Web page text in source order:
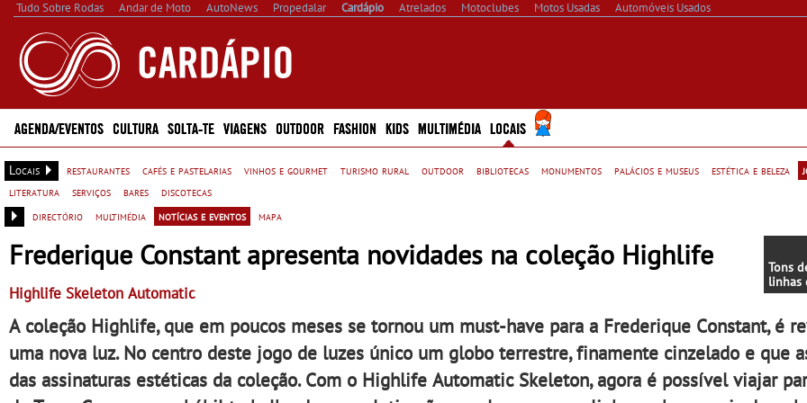
Tudo Sobre Rodas Andar de Moto AutoNews Propedalar Cardápio Atrelados Motoclubes Motos Usadas Automóveis Usados
AGENDA/EVENTOS CULTURA SOLTA-TE VIAGENS OUTDOOR FASHION KIDS MULTIMÉDIA LOCAIS
Locais restaurantes cafés e pastelarias vinhos e gourmet turismo rural outdoor bibliotecas monumentos palácios e museus estética e beleza
literatura
serviços bares
discotecas
directório
multimédia notícias e eventos mapa
Tons
linhas
nova
Frederique Constant apresenta novidades na coleção Highlife
Highlife Skeleton Automatic
A coleção Highlife, que em poucos meses se tornou um must-have para a Frederique Constant, é
uma nova luz. No centro deste jogo de luzes único um globo terrestre, finamente cinzelado e que
das assinaturas estéticas da coleção. Com o Highlife Automatic Skeleton, agora é possível viajar